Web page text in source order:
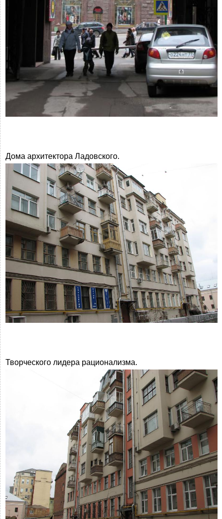
Дома архитектора Ладовского.
Творческого лидера рационализма.